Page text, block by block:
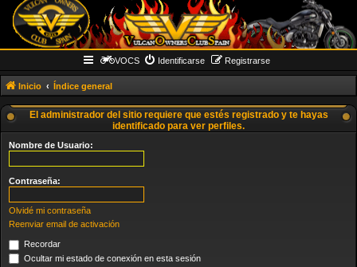
VOCS Identificarse Registrarse
Inicio Índice general
El administrador del sitio requiere que estés registrado y te hayas
identificado para ver perfiles.
Nombre de Usuario:
Contraseña:
Olvidé mi contraseña
Reenviar email de activación
Recordar
Ocultar mi estado de conexión en esta sesión